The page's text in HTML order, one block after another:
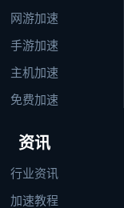
网游加速
手游加速
主机加速
免费加速
资讯
行业资讯
加速教程